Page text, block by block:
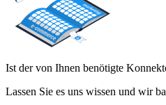
Ist der von Ihnen benötigte
Lassen Sie es uns wissen und wir